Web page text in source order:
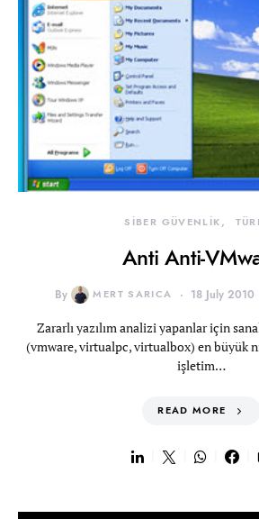
SİBER GÜVENLİK
Anti Anti-
By MERT SARICA 18 July 2010
Zararlı yazılım analizi yapanlar için
(vmware, virtualpc, virtualbox) en büyük
işletim…
READ MORE